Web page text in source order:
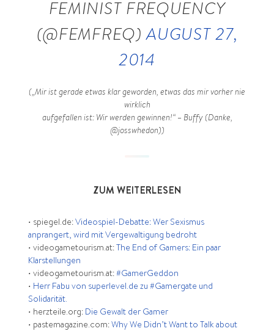
FEMINIST FREQUENCY
(@FEMFREQ)AUGUST 27,
2014
(„Mir ist gerade etwas klar geworden, etwas das mir vorher nie
wirklich
aufgefallen ist: Wir werden gewinnen!“ – Buffy (Danke,
@josswhedon))
ZUM WEITERLESEN
• spiegel.de: Videospiel-Debatte: Wer Sexismus
anprangert, wird mit Vergewaltigung bedroht
• videogametourism.at: The End of Gamers: Ein paar
Klarstellungen
• videogametourism.at: #GamerGeddon
• Herr Fabu von superlevel.de zu #Gamergate und
Solidarität.
• herzteile.org: Die Gewalt der Gamer
• pastemagazine.com: Why We Didn’t Want to Talk about